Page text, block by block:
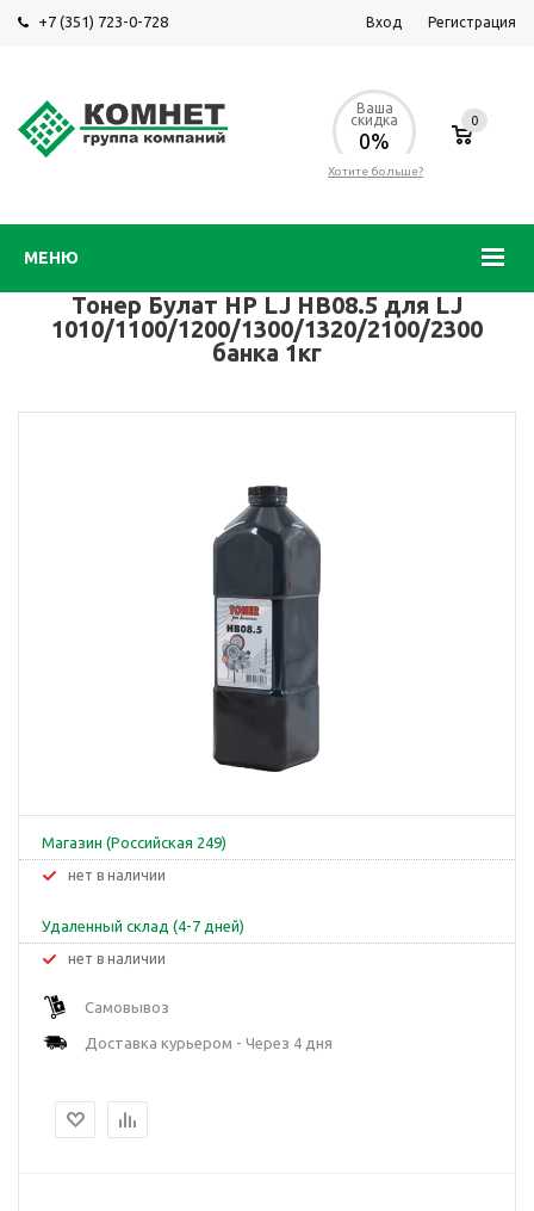
+7 (351) 723-0-728 Вход Регистрация
МЕНЮ
Ваша
скидка
0%
Хотите больше?
0
Тонер Булат HP LJ HB08.5 для LJ
1010/1100/1200/1300/1320/2100/2300
банка 1кг
Магазин (Российская 249)
Нет в наличии
Удаленный склад (4-7 дней)
Нет в наличии
Самовывоз
Доставка курьером - Через 4 дня